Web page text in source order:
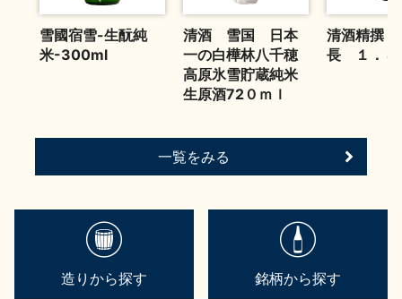
雪國宿雪-生酛純
米-300ml
清酒 雪国 日本
一の白樺林八千穂
高原氷雪貯蔵純米
生原酒72０ｍｌ
清酒精撰
長 １．８
一覧をみる
造りから探す 銘柄から探す